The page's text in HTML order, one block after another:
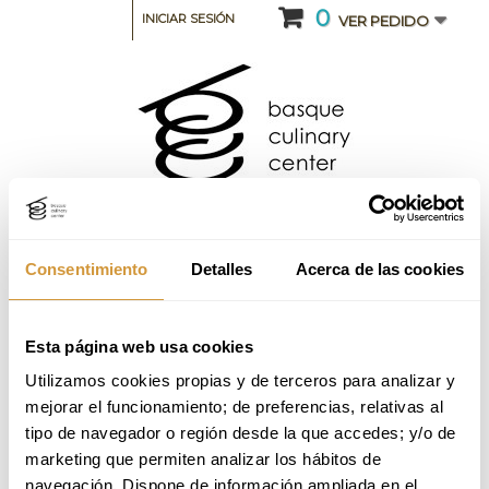
Consentimiento Detalles Acerca de las cookies
Esta página web usa cookies
Utilizamos cookies propias y de terceros para analizar y
mejorar el funcionamiento; de preferencias, relativas al
tipo de navegador o región desde la que accedes; y/o de
marketing que permiten analizar los hábitos de
navegación. Dispone de información ampliada en el
0 VER PEDIDO
INICIAR SESIÓN
CATEGORIA: CURSOS INTENSIVOS Y SEMINARIOS
Curso intensivo de Pastelería Esencial_ 2ª
Edición_2026 (Online)
Volver a Oferta Formativa